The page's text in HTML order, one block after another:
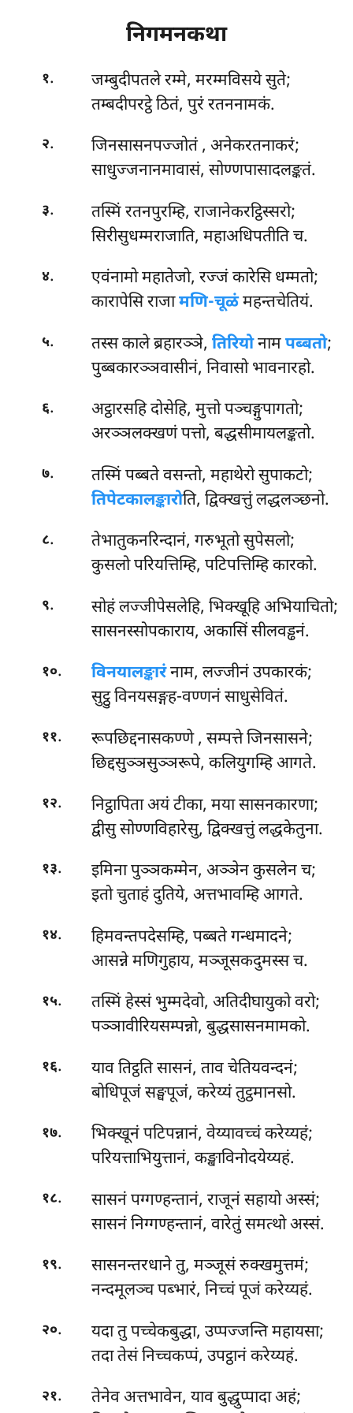
निगमनकथा
१. जम्बुदीपतलेरम्मे, मरम्मविसये सुते;
तम्बदीपरट्ठे ठितं, पुरं रतननामकं.
२. जिनसासनपज्जोतं, अनेकरतनाकरं;
साधुज्जनानमावासं, सोण्णपासादलङ्कतं.
३.
तस्मिं रतनपुरम्हि, राजानेकरट्ठिस्सरो;
सिरीसुधम्मराजाति, महाअधिपतीति च.
४.
एवंनामो महातेजो, रज्जं कारेसि धम्मतो;
कारापेसि राजामणि-चूळंमहन्तचेतियं.
५. तस्स काले ब्रहारञ्ञे, तिरियोनामपब्बतो;
पुब्बकारञ्ञवासीनं, निवासो भावनारहो.
६.
अट्ठारसहि दोसेहि, मुत्तो पञ्चङ्गुपागतो;
अरञ्ञलक्खणं पत्तो, बद्धसीमायलङ्कतो.
७.
तस्मिं पब्बते वसन्तो, महाथेरो सुपाकटो;
तिपेटकालङ्कारोति, द्विक्खत्तुं लद्धलञ्छनो.
८.
तेभातुकनरिन्दानं, गरुभूतो सुपेसलो;
कुसलो परियत्तिम्हि, पटिपत्तिम्हि कारको.
९.
सोहं लज्जीपेसलेहि, भिक्खूहि अभियाचितो;
सासनस्सोपकाराय, अकासिं सीलवड्ढनं.
१०. विनयालङ्कारंनाम, लज्जीनं उपकारकं;
सुट्ठु विनयसङ्गह-वण्णनं साधुसेवितं.
११. रूपछिद्दनासकण्णे, सम्पत्ते जिनसासने;
छिद्दसुञ्ञसुञ्ञरूपे, कलियुगम्हि आगते.
१२.
निट्ठापिता अयं टीका, मया सासनकारणा;
द्वीसु सोण्णविहारेसु, द्विक्खत्तुं लद्धकेतुना.
१३.
इमिना पुञ्ञकम्मेन, अञ्ञेन कुसलेन च;
इतो चुताहं दुतिये, अत्तभावम्हि आगते.
१४.
हिमवन्तपदेसम्हि, पब्बते गन्धमादने;
आसन्ने मणिगुहाय, मञ्जूसकदुमस्स च.
१५.
तस्मिं हेस्सं भुम्मदेवो, अतिदीघायुको वरो;
पञ्ञावीरियसम्पन्नो, बुद्धसासनमामको.
१६.
याव तिट्ठति सासनं, ताव चेतियवन्दनं;
बोधिपूजं सङ्घपूजं, करेय्यं तुट्ठमानसो.
१७.
भिक्खूनं पटिपन्नानं, वेय्यावच्चं करेय्यहं;
परियत्ताभियुत्तानं, कङ्खाविनोदयेय्यहं.
१८.
सासनं पग्गण्हन्तानं, राजूनं सहायो अस्सं;
सासनं निग्गण्हन्तानं, वारेतुं समत्थो अस्सं.
१९.
सासनन्तरधाने तु, मञ्जूसं रुक्खमुत्तमं;
नन्दमूलञ्च पब्भारं, निच्चं पूजं करेय्यहं.
२०. यदातु पच्चेकबुद्धा, उप्पज्जन्ति महायसा;
तदा तेसं निच्चकप्पं, उपट्ठानं करेय्यहं.
२१.
तेनेव अत्तभावेन, याव बुद्धुप्पादा अहं;